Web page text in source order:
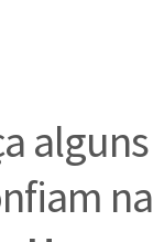
alguns
na